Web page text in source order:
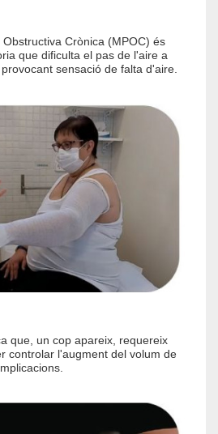
Crònica (MPOC) és
que dificulta el pas de l'aire a
sensació de falta d'aire.
que, un cop apareix, requereix
controlar l'augment del volum de